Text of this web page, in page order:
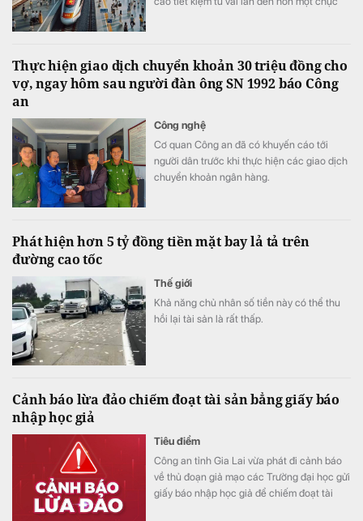
Thực hiện giao dịch chuyển khoản 30 triệu đồng cho
vợ, ngay hôm sau người đàn ông SN 1992 báo Công
an
Công nghệ
Cơ quan Công an đã có khuyến cáo tới
người dân trước khi thực hiện các giao dịch
chuyển khoản ngân hàng.
Phát hiện hơn 5 tỷ đồng tiền mặt bay lả tả trên
đường cao tốc
Thế giới
Khả năng chủ nhân số tiền này có thể thu
hồi lại tài sản là rất thấp.
Cảnh báo lừa đảo chiếm đoạt tài sản bẳng giấy báo
nhập học giả
Tiêu điểm
Công an tỉnh Gia Lai vừa phát đi cảnh báo
về thủ đoạn giả mạo các Trường đại học gửi
giấy báo nhập học giả để chiếm đoạt tài